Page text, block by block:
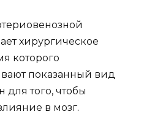
хирургическое
которого
показанный вид
для того, чтобы
в мозг.